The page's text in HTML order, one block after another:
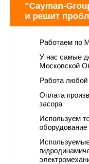
"Cayman-
и решит
Работаем по
У нас самые
Московской
Работа любой
Оплата
засора
Используем